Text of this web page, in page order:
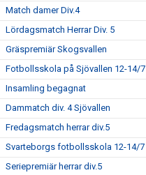
Match damer Div.4
Lördagsmatch Herrar Div. 5
Gräspremiär Skogsvallen
Fotbollsskola på Sjövallen 12-14/7
Insamling begagnat
Dammatch div. 4 Sjövallen
Fredagsmatch herrar div.5
Svarteborgs fotbollsskola 12-14/7
Seriepremiär herrar div.5